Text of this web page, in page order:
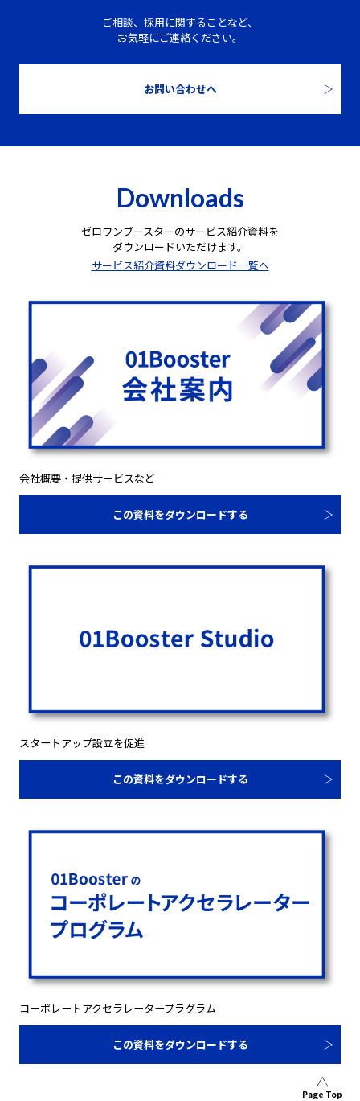
ご相談、採用に関することなど、
お気軽にご連絡ください。
お問い合わせへ
Downloads
ゼロワンブースターのサービス紹介資料を
ダウンロードいただけます。
サービス紹介資料ダウンロード一覧へ
会社概要・提供サービスなど
この資料をダウンロードする
スタートアップ設立を促進
この資料をダウンロードする
コーポレートアクセラレータープラグラム
この資料をダウンロードする
Page Top